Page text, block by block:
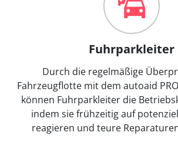
Fuhrparkleiter
Durch die regelmäßige
Fahrzeugflotte mit dem autoaid
können Fuhrparkleiter die
indem sie frühzeitig auf
reagieren und teure